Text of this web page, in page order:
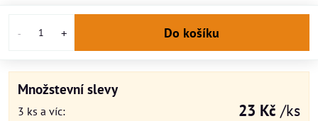
Do košíku
Množstevní slevy
3 ks a víc: 23 Kč /ks